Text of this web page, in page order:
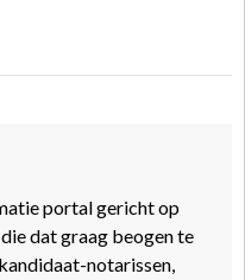
portal gericht op
dat graag beogen te
notarissen,